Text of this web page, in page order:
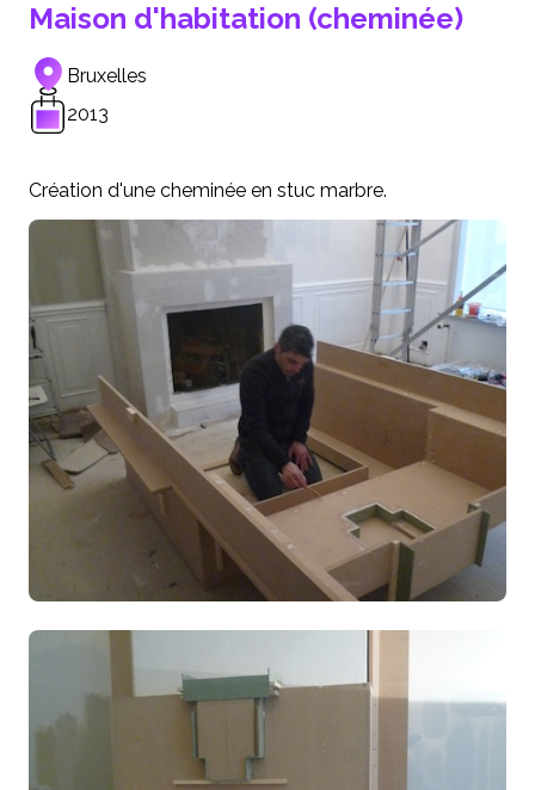
Maison d'habitation (cheminée)
Bruxelles
2013
Création d'une cheminée en stuc marbre.